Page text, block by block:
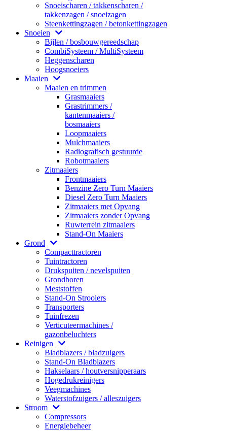
Snoeischaren / takkenscharen /
takkenzagen / snoeizagen
Steenkettingzagen / betonkettingzagen
Snoeien
Bijlen / bosbouwgereedschap
CombiSysteem / MultiSysteem
Heggenscharen
Hoogsnoeiers
Maaien
Maaien en trimmen
Grasmaaiers
Grastrimmers /
kantenmaaiers /
bosmaaiers
Loopmaaiers
Mulchmaaiers
Radiografisch gestuurde
Robotmaaiers
Zitmaaiers
Frontmaaiers
Benzine Zero Turn Maaiers
Diesel Zero Turn Maaiers
Zitmaaiers met Opvang
Zitmaaiers zonder Opvang
Ruwterrein zitmaaiers
Stand-On Maaiers
Grond
Compacttractoren
Tuintractoren
Drukspuiten / nevelspuiten
Grondboren
Meststoffen
Stand-On Strooiers
Transporters
Tuinfrezen
Verticuteermachines /
gazonbeluchters
Reinigen
Bladblazers / bladzuigers
Stand-On Bladblazers
Hakselaars / houtversnipperaars
Hogedrukreinigers
Veegmachines
Waterstofzuigers / alleszuigers
Stroom
Compressors
Energiebeheer